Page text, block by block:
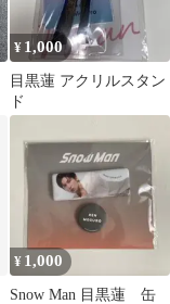
¥ 1,000
目黒蓮 アクリルスタン
ド
¥ 1,000
Snow Man 目黒蓮 缶